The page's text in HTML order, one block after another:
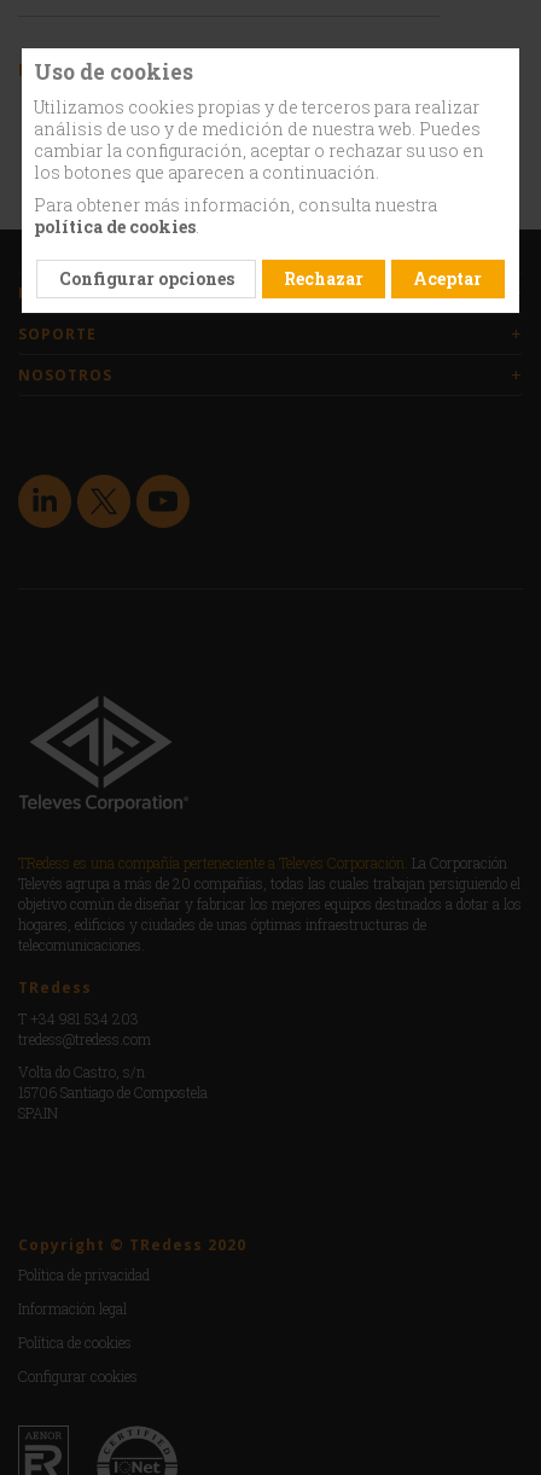
Etiquetas
bca broadcast asia booth
ces
convention
DAB event
PRODUCTOS +
SOPORTE +
NOSOTROS +
TRedess es una compañía perteneciente a Televés Corporación. La Corporación
Televés agrupa a más de 20 compañías, todas las cuales trabajan persiguiendo el
objetivo común de diseñar y fabricar los mejores equipos destinados a dotar a los
hogares, edificios y ciudades de unas óptimas infraestructuras de
telecomunicaciones.
TRedess
T +34 981 534 203
tredess@tredess.com
Volta do Castro, s/n
15706 Santiago de Compostela
SPAIN
Copyright © TRedess 2020
Política de privacidad
Información legal
Política de cookies
Configurar cookies
Uso de cookies
Utilizamos cookies propias y de terceros para realizar
análisis de uso y de medición de nuestra web. Puedes
cambiar la configuración, aceptar o rechazar su uso en
los botones que aparecen a continuación.
Para obtener más información, consulta nuestra
política de cookies.
Configurar opciones Rechazar Aceptar